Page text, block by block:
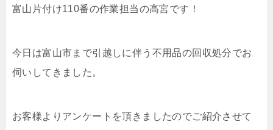
富山片付け110番の作業担当の高宮です！
今日は富山市まで引越しに伴う不用品の回収処分でお
伺いしてきました。
お客様よりアンケートを頂きましたのでご紹介させて